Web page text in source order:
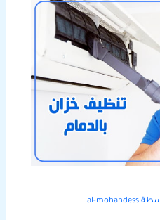
al-mohandess